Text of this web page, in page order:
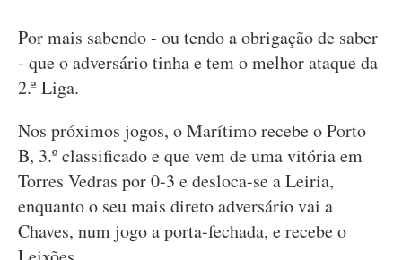
Por mais sabendo - ou tendo a obrigação de saber
- que o adversário tinha e tem o melhor ataque da
2.ª Liga.
Nos próximos jogos, o Marítimo recebe o Porto
B, 3.º classificado e que vem de uma vitória em
Torres Vedras por 0-3 e desloca-se a Leiria,
enquanto o seu mais direto adversário vai a
Chaves, num jogo a porta-fechada, e recebe o